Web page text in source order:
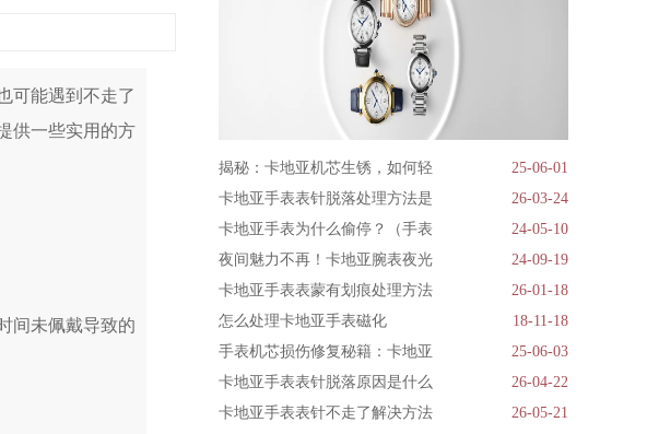
可能遇到不走了
供一些实用的方
间未佩戴导致的
揭秘：卡地亚机芯生锈，如何轻
25-06-01
卡地亚手表表针脱落处理方法是
26-03-24
卡地亚手表为什么偷停？（手表
24-05-10
夜间魅力不再！卡地亚腕表夜光
24-09-19
卡地亚手表表蒙有划痕处理方法
26-01-18
怎么处理卡地亚手表磁化
18-11-18
手表机芯损伤修复秘籍：卡地亚
25-06-03
卡地亚手表表针脱落原因是什么
26-04-22
卡地亚手表表针不走了解决方法
26-05-21